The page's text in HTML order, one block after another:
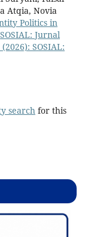
Atqia, Novia
Politics in
SOSIAL: Jurnal
SOSIAL:
searchfor this